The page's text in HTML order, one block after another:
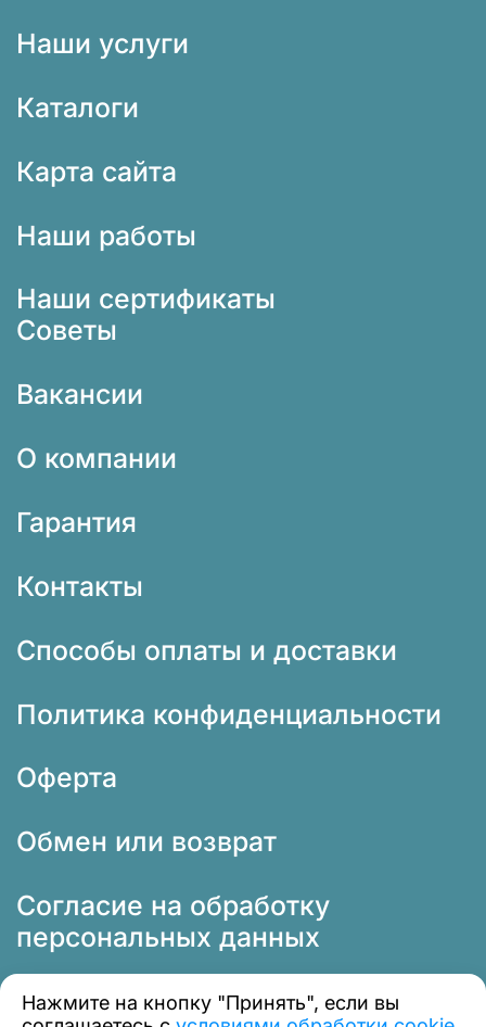
Наши услуги
Каталоги
Карта сайта
Наши работы
Наши сертификаты
Советы
Вакансии
О компании
Гарантия
Контакты
Способы оплаты и доставки
Политика конфиденциальности
Оферта
Обмен или возврат
Согласие на обработку
персональных данных
Нажмите на кнопку "Принять", если вы